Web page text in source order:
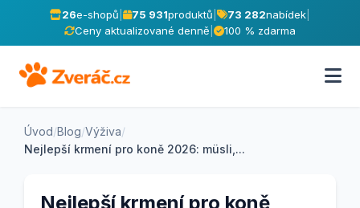
26e-shopů 75 931produktů 73 282nabídek
Ceny aktualizované denně
100 % zdarma
Úvod/Blog/Výživa/
Nejlepší krmení pro koně 2026: müsli,...
Nejlepší krmení pro koně